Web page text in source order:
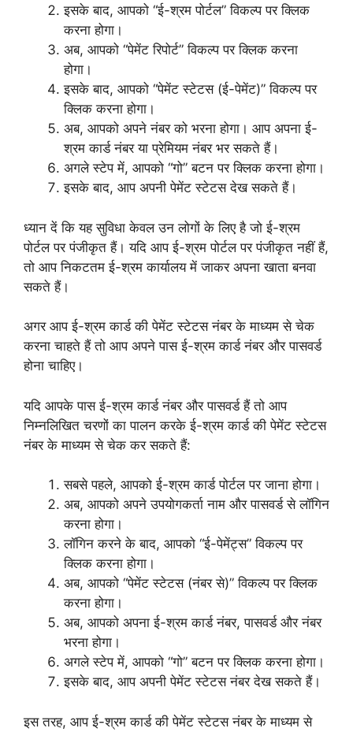
इसके बाद, आपको “ई-श्रम पोर्टल” विकल्प पर क्लिक
करना होगा।
अब, आपको “पेमेंट रिपोर्ट” विकल्प पर क्लिक करना
होगा।
इसके बाद, आपको “पेमेंट स्टेटस (ई-पेमेंट)” विकल्प पर
क्लिक करना होगा।
अब, आपको अपने नंबर को भरना होगा। आप अपना ई-
श्रम कार्ड नंबर या प्रेमियम नंबर भर सकते हैं।
अगले स्टेप में, आपको “गो” बटन पर क्लिक करना होगा।
इसके बाद, आप अपनी पेमेंट स्टेटस देख सकते हैं।
ध्यान दें कि यह सुविधा केवल उन लोगों के लिए है जो ई-श्रम
पोर्टल पर पंजीकृत हैं। यदि आप ई-श्रम पोर्टल पर पंजीकृत नहीं हैं,
तो आप निकटतम ई-श्रम कार्यालय में जाकर अपना खाता बनवा
सकते हैं।
अगर आप ई-श्रम कार्ड की पेमेंट स्टेटस नंबर के माध्यम से चेक
करना चाहते हैं तो आप अपने पास ई-श्रम कार्ड नंबर और पासवर्ड
होना चाहिए।
यदि आपके पास ई-श्रम कार्ड नंबर और पासवर्ड हैं तो आप
निम्नलिखित चरणों का पालन करके ई-श्रम कार्ड की पेमेंट स्टेटस
नंबर के माध्यम से चेक कर सकते हैं:
सबसे पहले, आपको ई-श्रम कार्ड पोर्टल पर जाना होगा।
अब, आपको अपने उपयोगकर्ता नाम और पासवर्ड से लॉगिन
करना होगा।
लॉगिन करने के बाद, आपको “ई-पेमेंट्स” विकल्प पर
क्लिक करना होगा।
अब, आपको “पेमेंट स्टेटस (नंबर से)” विकल्प पर क्लिक
करना होगा।
अब, आपको अपना ई-श्रम कार्ड नंबर, पासवर्ड और नंबर
भरना होगा।
अगले स्टेप में, आपको “गो” बटन पर क्लिक करना होगा।
इसके बाद, आप अपनी पेमेंट स्टेटस नंबर देख सकते हैं।
इस तरह, आप ई-श्रम कार्ड की पेमेंट स्टेटस नंबर के माध्यम से